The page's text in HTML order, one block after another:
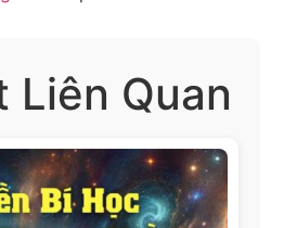
Liên Quan